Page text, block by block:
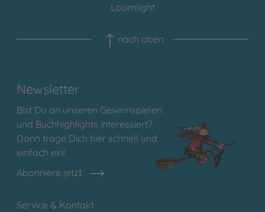
Loomlight
nach oben
Newsletter
Bist Du an unseren Gewinnspielen
und Buchhighlights interessiert?
Dann trage Dich hier schnell und
einfach ein!
Abonniere jetzt
Service & Kontakt